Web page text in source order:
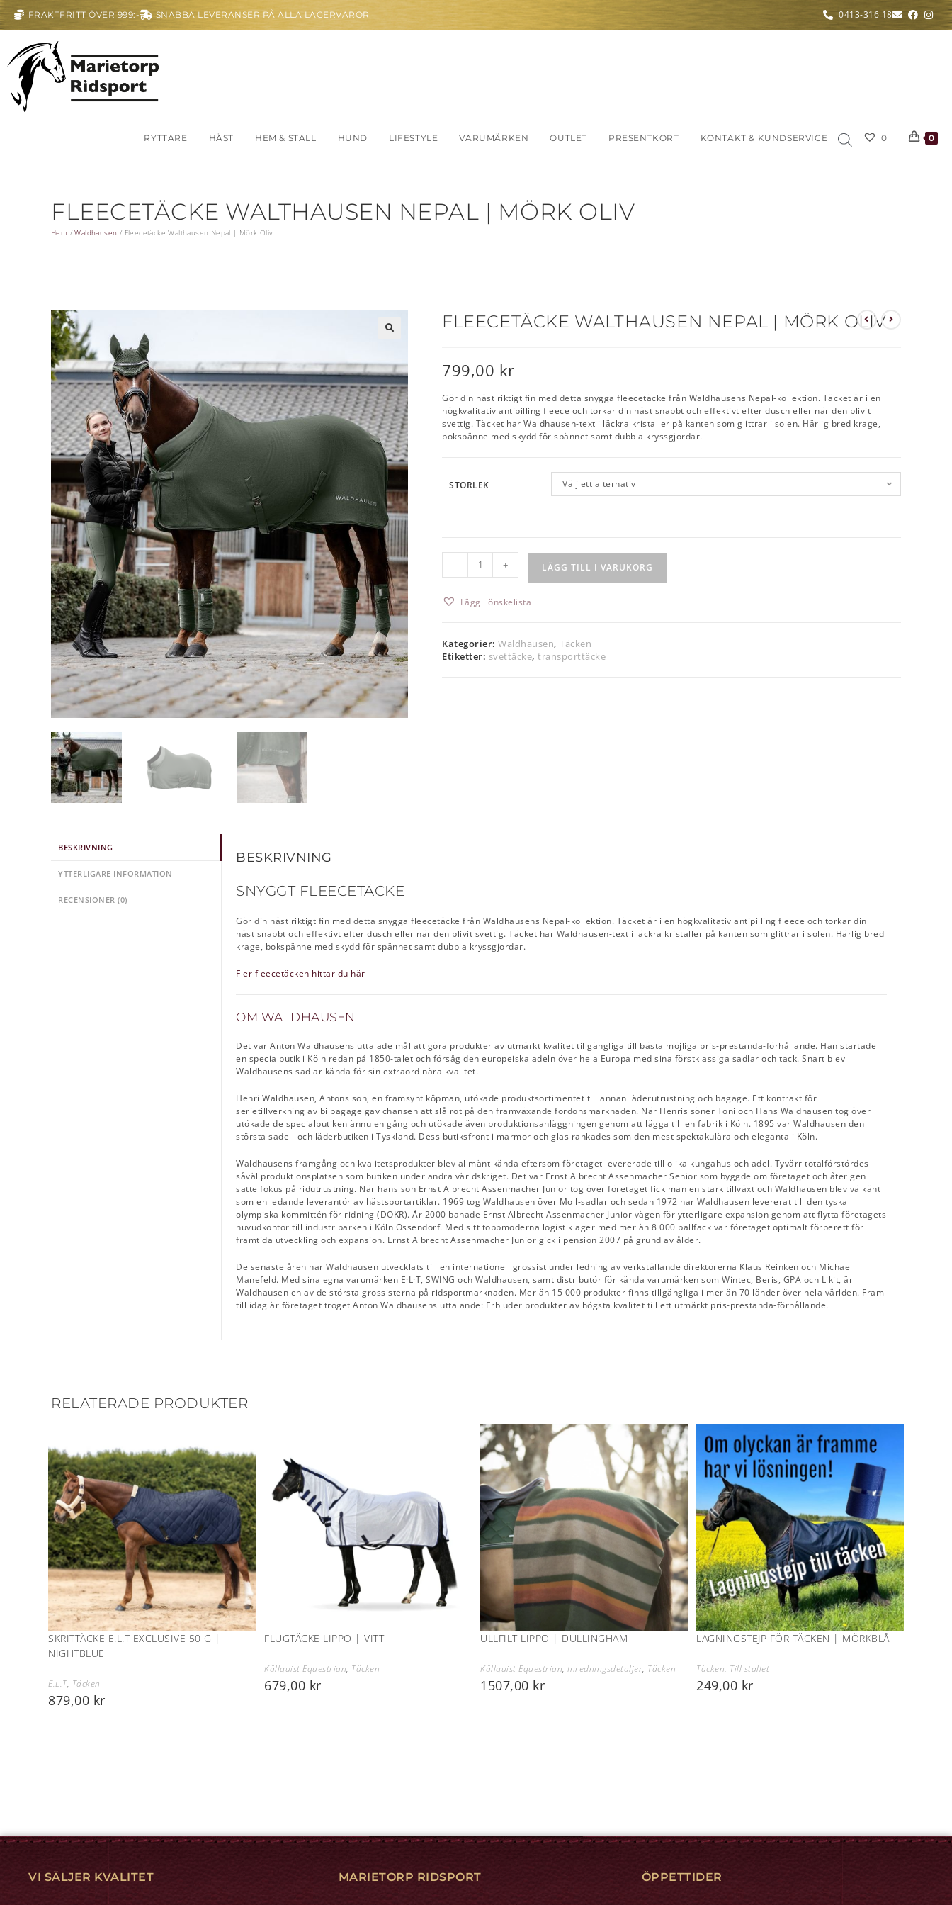
FRAKTFRITT ÖVER 999:- SNABBA LEVERANSER PÅ ALLA LAGERVAROR 0413-316 18
RYTTARE HÄST HEM & STALL HUND LIFESTYLE VARUMÄRKEN OUTLET PRESENTKORT KONTAKT & KUNDSERVICE 0 0
FLEECETÄCKE WALTHAUSEN NEPAL | MÖRK OLIV
Hem /Waldhausen / Fleecetäcke Walthausen Nepal | Mörk Oliv
FLEECETÄCKE WALTHAUSEN NEPAL | MÖRK OLIV
799,00 kr
Gör din häst riktigt fin med detta snygga fleecetäcke från Waldhausens Nepal-kollektion. Täcket är i en
högkvalitativ antipilling fleece och torkar din häst snabbt och effektivt efter dusch eller när den blivit
svettig. Täcket har Waldhausen-text i läckra kristaller på kanten som glittrar i solen. Härlig bred krage,
bokspänne med skydd för spännet samt dubbla kryssgjordar.
STORLEK Välj ett alternativ
- + LÄGG TILL I VARUKORG
Lägg i önskelista
Kategorier: Waldhausen, Täcken
Etiketter: svettäcke, transporttäcke
BESKRIVNING
YTTERLIGARE INFORMATION
RECENSIONER (0)
BESKRIVNING
SNYGGT FLEECETÄCKE
Gör din häst riktigt fin med detta snygga fleecetäcke från Waldhausens Nepal-kollektion. Täcket är i en högkvalitativ antipilling fleece och torkar din
häst snabbt och effektivt efter dusch eller när den blivit svettig. Täcket har Waldhausen-text i läckra kristaller på kanten som glittrar i solen. Härlig bred
krage, bokspänne med skydd för spännet samt dubbla kryssgjordar.
Fler fleecetäcken hittar du här
OM WALDHAUSEN
Det var Anton Waldhausens uttalade mål att göra produkter av utmärkt kvalitet tillgängliga till bästa möjliga pris-prestanda-förhållande. Han startade
en specialbutik i Köln redan på 1850-talet och försåg den europeiska adeln över hela Europa med sina förstklassiga sadlar och tack. Snart blev
Waldhausens sadlar kända för sin extraordinära kvalitet.
Henri Waldhausen, Antons son, en framsynt köpman, utökade produktsortimentet till annan läderutrustning och bagage. Ett kontrakt för
serietillverkning av bilbagage gav chansen att slå rot på den framväxande fordonsmarknaden. När Henris söner Toni och Hans Waldhausen tog över
utökade de specialbutiken ännu en gång och utökade även produktionsanläggningen genom att lägga till en fabrik i Köln. 1895 var Waldhausen den
största sadel- och läderbutiken i Tyskland. Dess butiksfront i marmor och glas rankades som den mest spektakulära och eleganta i Köln.
Waldhausens framgång och kvalitetsprodukter blev allmänt kända eftersom företaget levererade till olika kungahus och adel. Tyvärr totalförstördes
såväl produktionsplatsen som butiken under andra världskriget. Det var Ernst Albrecht Assenmacher Senior som byggde om företaget och återigen
satte fokus på ridutrustning. När hans son Ernst Albrecht Assenmacher Junior tog över företaget fick man en stark tillväxt och Waldhausen blev välkänt
som en ledande leverantör av hästsportartiklar. 1969 tog Waldhausen över Moll-sadlar och sedan 1972 har Waldhausen levererat till den tyska
olympiska kommittén för ridning (DOKR). År 2000 banade Ernst Albrecht Assenmacher Junior vägen för ytterligare expansion genom att flytta företagets
huvudkontor till industriparken i Köln Ossendorf. Med sitt toppmoderna logistiklager med mer än 8 000 pallfack var företaget optimalt förberett för
framtida utveckling och expansion. Ernst Albrecht Assenmacher Junior gick i pension 2007 på grund av ålder.
De senaste åren har Waldhausen utvecklats till en internationell grossist under ledning av verkställande direktörerna Klaus Reinken och Michael
Manefeld. Med sina egna varumärken E·L·T, SWING och Waldhausen, samt distributör för kända varumärken som Wintec, Beris, GPA och Likit, är
Waldhausen en av de största grossisterna på ridsportmarknaden. Mer än 15 000 produkter finns tillgängliga i mer än 70 länder över hela världen. Fram
till idag är företaget troget Anton Waldhausens uttalande: Erbjuder produkter av högsta kvalitet till ett utmärkt pris-prestanda-förhållande.
RELATERADE PRODUKTER
SKRITTÄCKE E.L.T EXCLUSIVE 50 G |
NIGHTBLUE
E.L.T, Täcken
879,00 kr
FLUGTÄCKE LIPPO | VITT
Källquist Equestrian, Täcken
679,00 kr
ULLFILT LIPPO | DULLINGHAM
Källquist Equestrian,Inredningsdetaljer, Täcken
1507,00 kr
LAGNINGSTEJP FÖR TÄCKEN | MÖRKBLÅ
Täcken, Till stallet
249,00 kr
VI SÄLJER KVALITET MARIETORP RIDSPORT ÖPPETTIDER